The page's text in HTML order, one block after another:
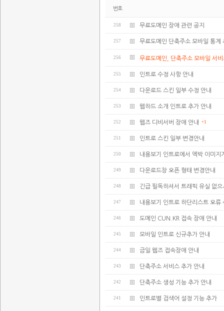
번호
258 무료도메인 장애 관련 공지
257 무료도메인 단축주소 모바일 통계
256 무료도메인, 단축주소 모바일 서
255 인트로 수정 사항 안내
254 다운로드 스킨 일부 수정 안내
253 웹하드 소개 인트로 추가 안내
252 웹즈 디비서버 장애 안내 +1
251 인트로 스킨 일부 변경안내
250 내용보기 인트로에서 엑박 이미지
249 다운로드창 오픈 형태 변경안내
248 긴급 필독하셔서 트래픽 유실 없
247 내용보기 인트로 하단리스트 오류
246 도메인 CUN.KR 접속 장애 안내
245 모바일 인트로 신규추가 안내
244 금일 웹즈 접속장애 안내
243 단축주소 서비스 추가 안내
242 단축주소 생성 기능 추가 안내
241 인트로별 검색어 설정 기능 추가